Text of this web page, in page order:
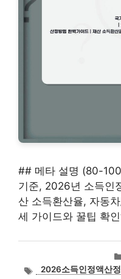
## 메타 설명 (80-
기준, 2026년 소득인
산 소득환산율, 자동
세 가이드와 꿀팁 확
태2026소득인정액산